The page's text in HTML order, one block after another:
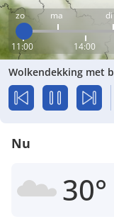
zo ma di
11:00 14:00
Wolkendekking met
Nu
30°